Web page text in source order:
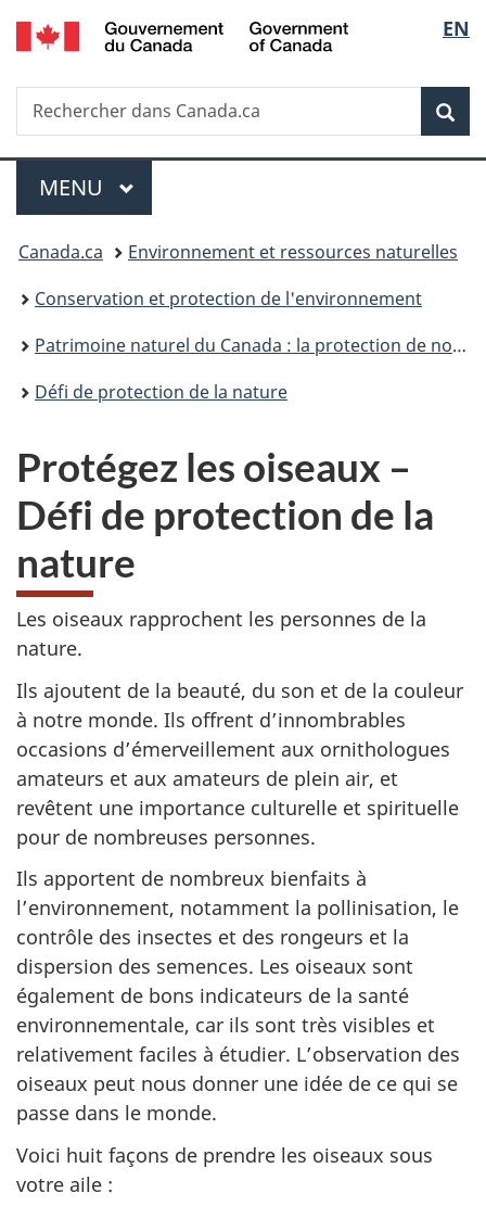
Passer
au
principal
Passer
à
Au
du
Passer
à
version
simplifiée
de
la
EN
Recherche
Rechercher
dans
Menu
MENU PRINCIPAL
Vous
êtes
ici :
Canada.ca
Environnement et ressources naturelles
Conservation et protection de l'environnement
Patrimoine naturel du Canada : la protection de notre nature
Défi de protection de la nature
Protégez les oiseaux –
Défi de protection de la
nature
Les oiseaux rapprochent les personnes de la
nature.
Ils ajoutent de la beauté, du son et de la couleur
à notre monde. Ils offrent d’innombrables
occasions d’émerveillement aux ornithologues
amateurs et aux amateurs de plein air, et
revêtent une importance culturelle et spirituelle
pour de nombreuses personnes.
Ils apportent de nombreux bienfaits à
l’environnement, notamment la pollinisation, le
contrôle des insectes et des rongeurs et la
dispersion des semences. Les oiseaux sont
également de bons indicateurs de la santé
environnementale, car ils sont très visibles et
relativement faciles à étudier. L’observation des
oiseaux peut nous donner une idée de ce qui se
passe dans le monde.
Voici huit façons de prendre les oiseaux sous
votre aile :